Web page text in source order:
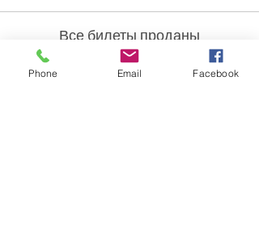
Все билеты проданы
Phone Email Facebook